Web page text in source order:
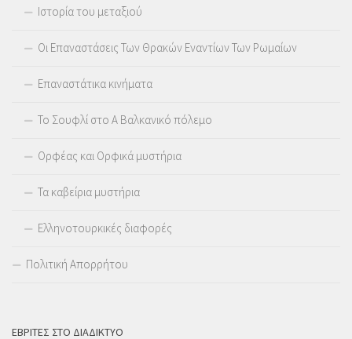
Ιστορία του μεταξιού
Οι Επαναστάσεις Των Θρακών Εναντίων Των Ρωμαίων
Επαναστάτικα κινήματα
Το Σουφλί στο Α Βαλκανικό πόλεμο
Ορφέας και Ορφικά μυστήρια
Τα καβείρια μυστήρια
Ελληνοτουρκικές διαφορές
Πολιτική Απορρήτου
ΕΒΡΊΤΕΣ ΣΤΟ ΔΙΑΔΊΚΤΥΟ